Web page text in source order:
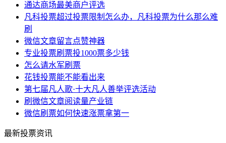
通达商场最美商户评选
凡科投票超过投票限制怎么办，凡科投票为什么那么难
刷
微信文章留言点赞神器
专业投票刷票投1000票多少钱
怎么请水军刷票
花钱投票能不能看出来
第七届凡人歌·十大凡人善举评选活动
刷微信文章阅读量产业链
微信刷票如何快速涨票拿第一
最新投票资讯